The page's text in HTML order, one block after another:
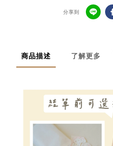
分享到
商品描述 了解更多